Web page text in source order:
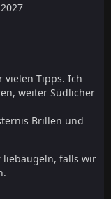
vielen Tipps. Ich
weiter Südlicher
Brillen und
liebäugeln, falls wir